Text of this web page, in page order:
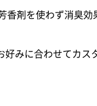
香剤を使わず消臭
みに合わせてカス